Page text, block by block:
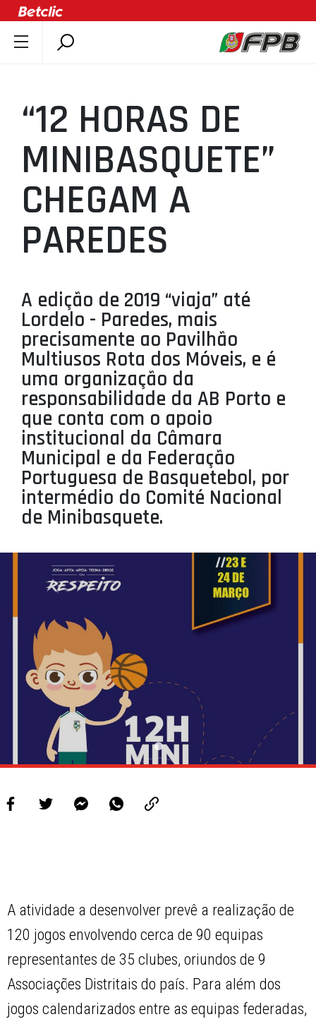
ÚLTIMAS
COMPETIÇÕES
ASSOCIAÇÕES
CLUBES
AGENTES
AGENDA
MINIBASQUETE
ÁREA TÉCNICA
PROJETOS
LIGA BETCLIC MASCULINA
LIGA BETCLIC FEMININA
“12 HORAS DE
MINIBASQUETE”
CHEGAM A
PAREDES
A edição de 2019 “viaja” até
Lordelo - Paredes, mais
precisamente ao Pavilhão
Multiusos Rota dos Móveis, e é
uma organização da
responsabilidade da AB Porto e
que conta com o apoio
institucional da Câmara
Municipal e da Federação
Portuguesa de Basquetebol, por
intermédio do Comité Nacional
de Minibasquete.
A atividade a desenvolver prevê a realização de
120 jogos envolvendo cerca de 90 equipas
representantes de 35 clubes, oriundos de 9
Associações Distritais do país. Para além dos
jogos calendarizados entre as equipas federadas,